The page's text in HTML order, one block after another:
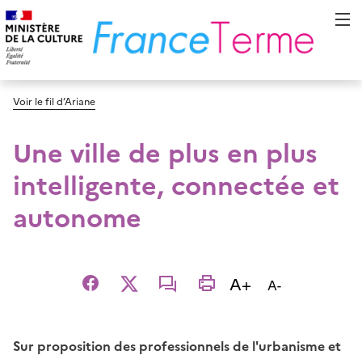
Voir le fil d’Ariane
Une ville de plus en plus
intelligente, connectée et
autonome
Facebook
X email imprimer
A+ Augmenter
A-Diminuer la
Sur proposition des professionnels de l'urbanisme et